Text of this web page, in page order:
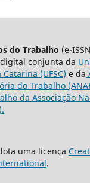
do Trabalho (e-
conjunta da
(UFSC) e da
do Trabalho
da Associação
uma licença
.